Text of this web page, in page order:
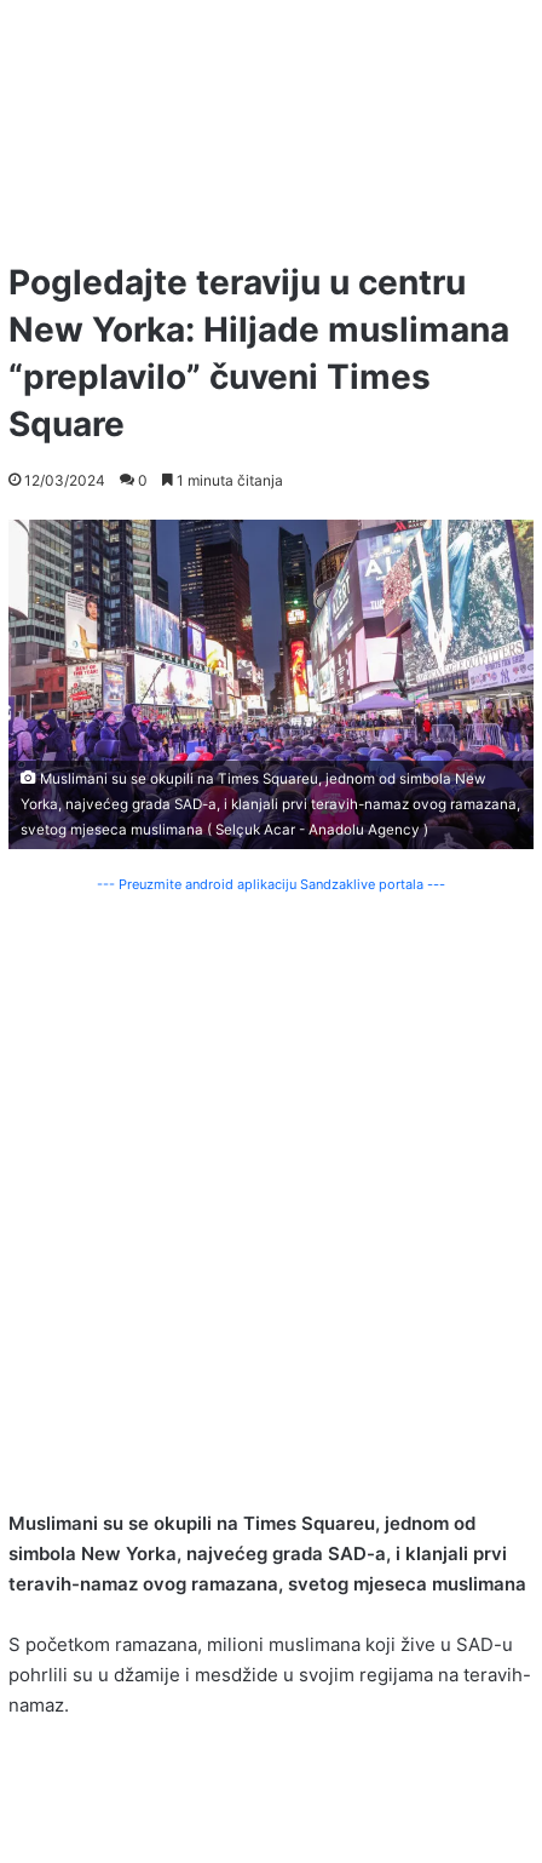
Pogledajte teraviju u centru
New Yorka: Hiljade muslimana
“preplavilo” čuveni Times
Square
12/03/2024 0 1 minuta čitanja
Muslimani su se okupili na Times Squareu, jednom od simbola New
Yorka, najvećeg grada SAD-a, i klanjali prvi teravih-namaz ovog ramazana,
svetog mjeseca muslimana ( Selçuk Acar - Anadolu Agency )
--- Preuzmite android aplikaciju Sandzaklive portala ---
Muslimani su se okupili na Times Squareu, jednom od
simbola New Yorka, najvećeg grada SAD-a, i klanjali prvi
teravih-namaz ovog ramazana, svetog mjeseca muslimana
S početkom ramazana, milioni muslimana koji žive u SAD-u
pohrlili su u džamije i mesdžide u svojim regijama na teravih-
namaz.